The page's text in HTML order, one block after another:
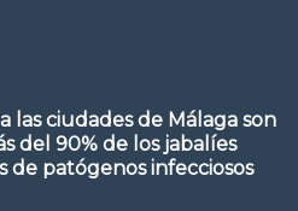
las ciudades de Málaga son
del 90% de los jabalíes
de patógenos infecciosos